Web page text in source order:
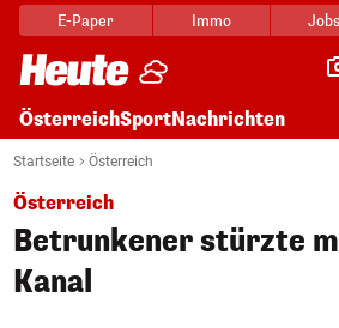
E-Paper Immo Jobs
ÖsterreichSportNachrichten
Startseite Österreich
Österreich
Betrunkener stürzte
Kanal